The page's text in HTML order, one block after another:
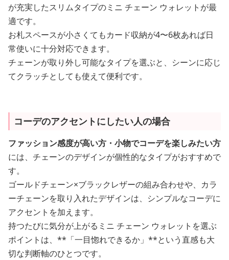
が充実したスリムタイプのミニ チェーン ウォレットが最
適です。
お札スペースが小さくてもカード収納が4〜6枚あれば日
常使いに十分対応できます。
チェーンが取り外し可能なタイプを選ぶと、シーンに応じ
てクラッチとしても使えて便利です。
コーデのアクセントにしたい人の場合
ファッション感度が高い方・小物でコーデを楽しみたい方
には、チェーンのデザインが個性的なタイプがおすすめで
す。
ゴールドチェーン×ブラックレザーの組み合わせや、カラ
ーチェーンを取り入れたデザインは、シンプルなコーデに
アクセントを加えます。
持つたびに気分が上がるミニ チェーン ウォレットを選ぶ
ポイントは、**「一目惚れできるか」**という直感も大
切な判断軸のひとつです。